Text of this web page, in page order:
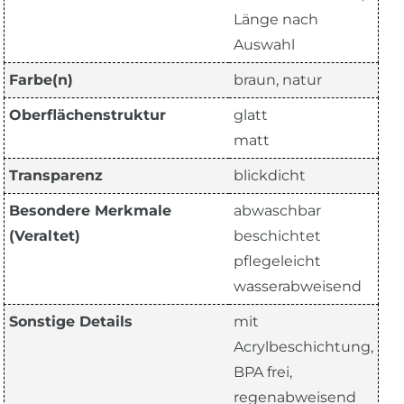
Länge nach
Auswahl
Farbe(n) braun, natur
Oberflächenstruktur
glatt
matt
Transparenz blickdicht
Besondere Merkmale
(Veraltet)
abwaschbar
beschichtet
pflegeleicht
wasserabweisend
Sonstige Details
mit
Acrylbeschichtung,
BPA frei,
regenabweisend